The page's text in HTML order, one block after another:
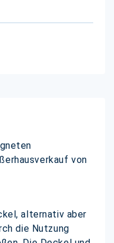
von
alternativ aber
die Nutzung